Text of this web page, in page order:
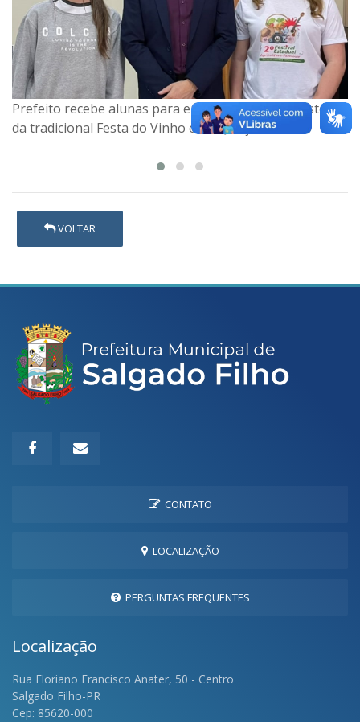
Prefeito recebe alunas para entrevista sobre a história
da tradicional Festa do Vinho e do Queijo
VOLTAR
CONTATO
LOCALIZAÇÃO
PERGUNTAS FREQUENTES
Localização
Rua Floriano Francisco Anater, 50 - Centro
Salgado Filho-PR
Cep: 85620-000